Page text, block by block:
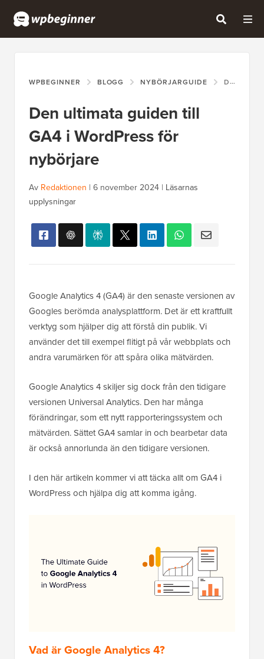
WPBEGINNER BLOGG NYBÖRJARGUIDE DEN ULTIMATA GUIDEN TILL GA4 I WORDPRESS FÖR NYBÖRJARE
Den ultimata guiden till
GA4 i WordPress för
nybörjare
Av Redaktionen | 6 november 2024 | Läsarnas
upplysningar
Google Analytics 4 (GA4) är den senaste versionen av
Googles berömda analysplattform. Det är ett kraftfullt
verktyg som hjälper dig att förstå din publik. Vi
använder det till exempel flitigt på vår webbplats och
andra varumärken för att spåra olika mätvärden.
Google Analytics 4 skiljer sig dock från den tidigare
versionen Universal Analytics. Den har många
förändringar, som ett nytt rapporteringssystem och
mätvärden. Sättet GA4 samlar in och bearbetar data
är också annorlunda än den tidigare versionen.
I den här artikeln kommer vi att täcka allt om GA4 i
WordPress och hjälpa dig att komma igång.
Vad är Google Analytics 4?